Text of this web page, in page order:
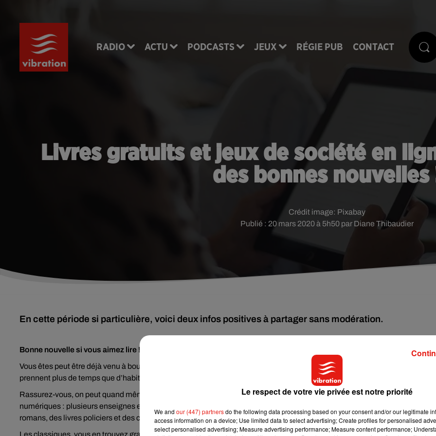
RADIO ACTU PODCASTS JEUX RÉGIE PUB CONTACT
Livres gratuits et jeux de société en
des bonnes nouvelles
Publié : 20 mars 2020 à 5h50 par Diane Thibaudier
Crédit image: Pixabay
En cette période si particulière, voici deux infos positives à partager sans modération.
Bonne nouvelle si vous aimez lire !
Vous êtes peut être déjà venu à bout de votre stock de livres : les librairies et les bibliothèques sont fermées, les livraisons
prennent plus de temps que d’habitude. Difficile de faire le plein de lectures !
Rassurez-vous, on peut quand même trouver de quoi lire pendant le confinement ! Bien sûr, il faut aimer les livres
numériques : plusieurs enseignes en proposent à télécharger gratuitement. C’est le cas de
romans, des livres policiers et des classiques disponibles gratuitement surson site.
Les classiques, vous en trouvez gratuitement aussi sur la bibliothèque numérique deTV5Monde. Et puis si vous préférez
Le respect de votre vie privée est notre priorité
We and our (447) partnersdo the following data processing based on your consent and/or our legitimate
access information on a device; Use limited data to select advertising; Create profiles for personalised
select personalised advertising; Measure advertising performance; Measure content performance;